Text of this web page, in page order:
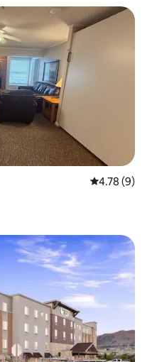
औसत रेटिंग 5
4.78 (9)